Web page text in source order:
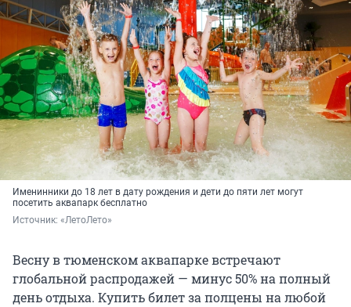
Именинники до 18 лет в дату рождения и дети до пяти лет могут
посетить аквапарк бесплатно
Источник: «ЛетоЛето»
Весну в тюменском аквапарке встречают
глобальной распродажей — минус 50% на полный
день отдыха. Купить билет за полцены на любой